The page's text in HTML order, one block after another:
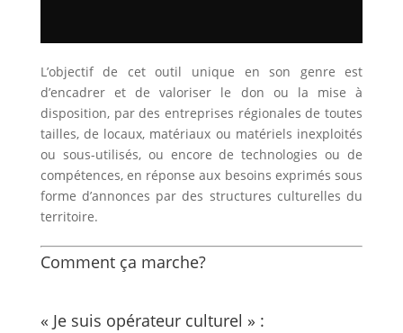
L’objectif de cet outil unique en son genre est
d’encadrer et de valoriser le don ou la mise à
disposition, par des entreprises régionales de toutes
tailles, de locaux, matériaux ou matériels inexploités
ou sous-utilisés, ou encore de technologies ou de
compétences, en réponse aux besoins exprimés sous
forme d’annonces par des structures culturelles du
territoire.
Comment ça marche?
« Je suis opérateur culturel » :